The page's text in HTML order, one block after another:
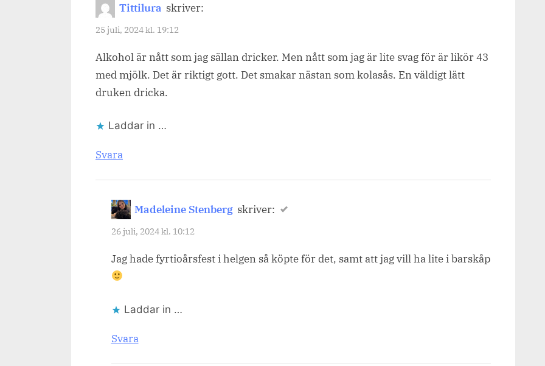
Tittilura skriver:
25 juli, 2024 kl. 19:12
Alkohol är nått som jag sällan dricker. Men nått som jag är lite svag för är likör 43
med mjölk. Det är riktigt gott. Det smakar nästan som kolasås. En väldigt lätt
druken dricka.
Laddar in …
Svara
Madeleine Stenberg skriver:
26 juli, 2024 kl. 10:12
Jag hade fyrtioårsfest i helgen så köpte för det, samt att jag vill ha lite i barskåp
Laddar in …
Svara